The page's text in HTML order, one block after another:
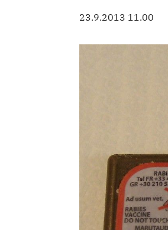
23.9.2013 11.00